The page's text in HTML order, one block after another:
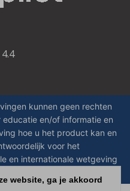
4.4
kunnen geen rechten
en/of informatie en
hoe u het product kan en
voor het
en internationale wetgeving
website, ga je akkoord